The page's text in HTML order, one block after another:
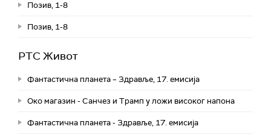
Позив, 1-8
Позив, 1-8
РТС Живот
Фантастична планета – Здравље, 17. емисија
Око магазин - Санчез и Трамп у ложи високог напона
Фантастична планета - Здравље, 17. емисија